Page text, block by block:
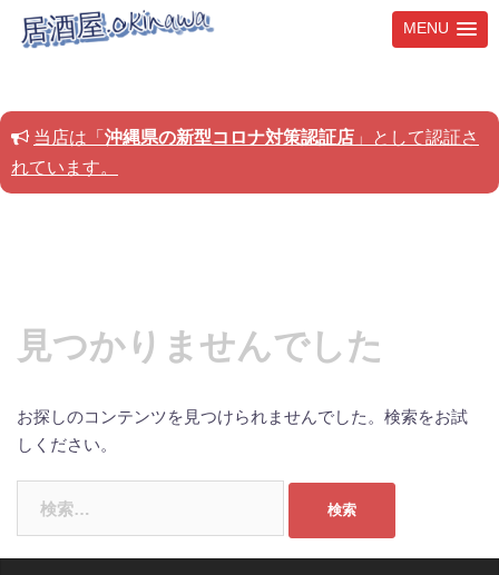
MENU
テ
ン
ツ
当店は「 沖縄県の新型コロナ対策認証店 」として認証さ
れています。
見つかりませんでした
お探しのコンテンツを見つけられませんでした。検索をお試
しください。